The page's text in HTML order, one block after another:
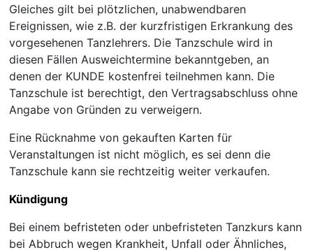
Gleiches gilt bei plötzlichen, unabwendbaren
Ereignissen, wie z.B. der kurzfristigen Erkrankung des
vorgesehenen Tanzlehrers. Die Tanzschule wird in
diesen Fällen Ausweichtermine bekanntgeben, an
denen der KUNDE kostenfrei teilnehmen kann. Die
Tanzschule ist berechtigt, den Vertragsabschluss ohne
Angabe von Gründen zu verweigern.
Eine Rücknahme von gekauften Karten für
Veranstaltungen ist nicht möglich, es sei denn die
Tanzschule kann sie rechtzeitig weiter verkaufen.
Kündigung
Bei einem befristeten oder unbefristeten Tanzkurs kann
bei Abbruch wegen Krankheit, Unfall oder Ähnliches,